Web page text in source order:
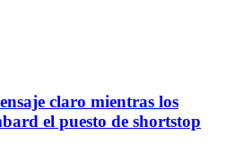
claro mientras los
el puesto de shortstop